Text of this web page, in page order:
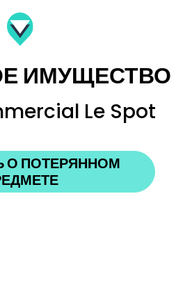
ИМУЩЕСТВО
Le Spot
ПОТЕРЯННОМ